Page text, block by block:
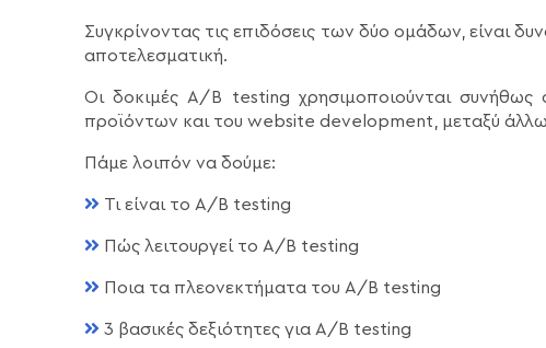
Συγκρίνοντας τις επιδόσεις των δύο ομάδων, είναι
αποτελεσματική.
Οι δοκιμές Α/Β testing χρησιμοποιούνται συνήθως
προϊόντων και του website development, μεταξύ
Πάμε λοιπόν να δούμε:
Τι είναι το A/B testing
Πώς λειτουργεί το A/B testing
Ποια τα πλεονεκτήματα του A/B testing
3 βασικές δεξιότητες για A/B testing